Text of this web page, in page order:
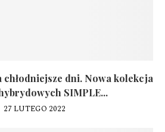
dni. Nowa kolekcja
SIMPLE...
27 LUTEGO 2022